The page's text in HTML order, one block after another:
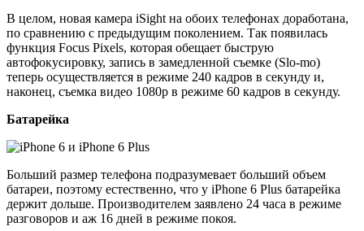
В целом, новая камера iSight на обоих телефонах доработана,
по сравнению с предыдущим поколением. Так появилась
функция Focus Pixels, которая обещает быструю
автофокусировку, запись в замедленной съемке (Slo-mo)
теперь осуществляется в режиме 240 кадров в секунду и,
наконец, съемка видео 1080p в режиме 60 кадров в секунду.
Батарейка
Больший размер телефона подразумевает больший объем
батареи, поэтому естественно, что у iPhone 6 Plus батарейка
держит дольше. Производителем заявлено 24 часа в режиме
разговоров и аж 16 дней в режиме покоя.